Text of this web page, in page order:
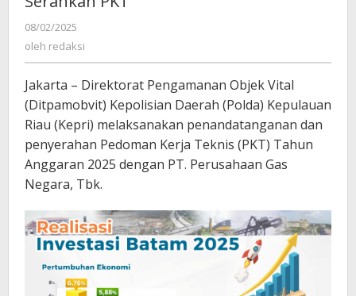
08/02/2025
redaksi
oleh redaksi
Jakarta – Direktorat Pengamanan Objek Vital
(Ditpamobvit) Kepolisian Daerah (Polda) Kepulauan
Riau (Kepri) melaksanakan penandatanganan dan
penyerahan Pedoman Kerja Teknis (PKT) Tahun
Anggaran 2025 dengan PT. Perusahaan Gas
Negara, Tbk.